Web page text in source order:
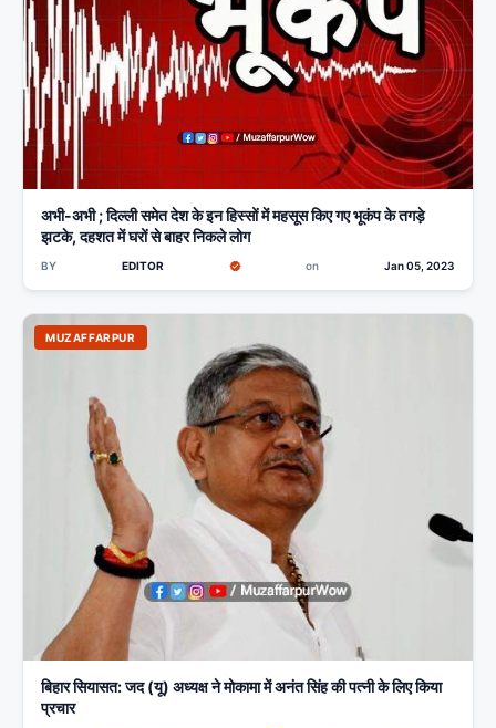
अभी-अभी ; दिल्ली समेत देश के इन हिस्सों में महसूस किए गए भूकंप के तगड़े
झटके, दहशत में घरों से बाहर निकले लोग
BY EDITOR on Jan 05, 2023
MUZAFFARPUR
बिहार सियासत: जद (यू) अध्यक्ष ने मोकामा में अनंत सिंह की पत्नी के लिए किया
प्रचार